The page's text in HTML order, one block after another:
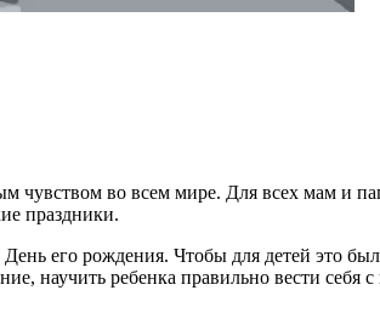
во всем мире. Для всех мам и
праздники.
его рождения. Чтобы для детей это
научить ребенка правильно вести себя